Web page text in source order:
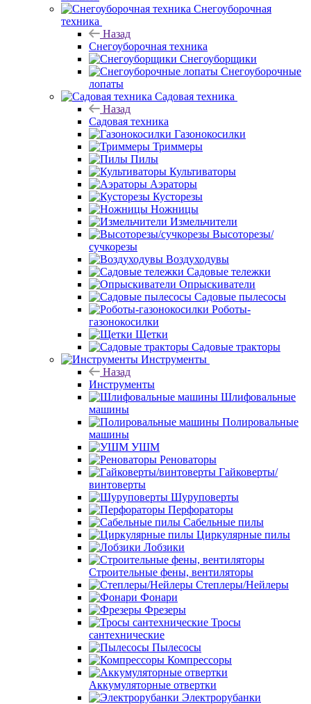
Снегоуборочная
техника
Назад
Снегоуборочная техника
Снегоуборщики
Снегоуборочные
лопаты
Садовая техника
Назад
Садовая техника
Газонокосилки
Триммеры
Пилы
Культиваторы
Аэраторы
Кусторезы
Ножницы
Измельчители
Высоторезы/
сучкорезы
Воздуходувы
Садовые тележки
Опрыскиватели
Садовые пылесосы
Роботы-
газонокосилки
Щетки
Садовые тракторы
Инструменты
Назад
Инструменты
Шлифовальные
машины
Полировальные
машины
УШМ
Реноваторы
Гайковерты/
винтоверты
Шуруповерты
Перфораторы
Сабельные пилы
Циркулярные пилы
Лобзики
Строительные фены, вентиляторы
Степлеры/Нейлеры
Фонари
Фрезеры
Тросы
сантехнические
Пылесосы
Компрессоры
Аккумуляторные отвертки
Электрорубанки